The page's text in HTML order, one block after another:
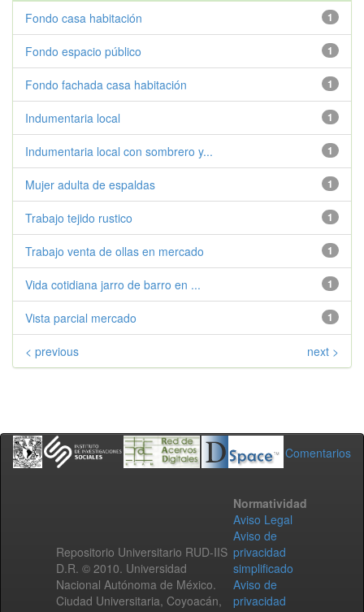
1
Fondo casa habitación
1
Fondo espacio público
1
Fondo fachada casa habitación
1
Indumentaria local
1
Indumentaria local con sombrero y...
1
Mujer adulta de espaldas
1
Trabajo tejido rustico
1
Trabajo venta de ollas en mercado
1
Vida cotidiana jarro de barro en ...
1
Vista parcial mercado
< previous next >
Comentarios
Repositorio Universitario RUD-IIS
D.R. © 2010. Universidad
Nacional Autónoma de México.
Ciudad Universitaria, Coyoacán,
Normatividad
Aviso Legal
Aviso de
privacidad
simplificado
Aviso de
privacidad